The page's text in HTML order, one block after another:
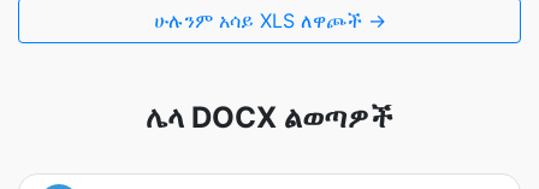
ሁሉንም አሳይ XLS ለዋጮች →
ሌላ DOCX ልወጣዎች